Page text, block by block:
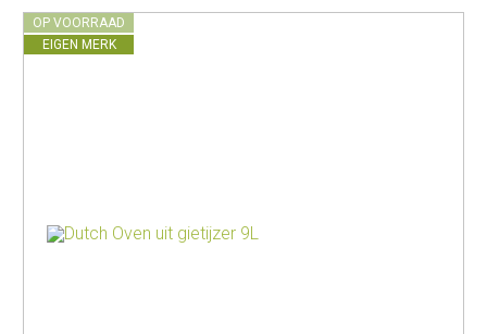
OP VOORRAAD
EIGEN MERK